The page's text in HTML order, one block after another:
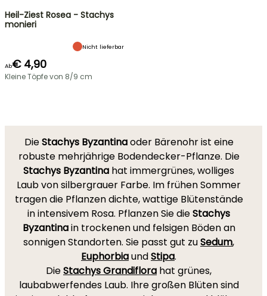
Heil-Ziest Rosea - Stachys
monieri
Nicht lieferbar
Ab€ 4,90
Kleine Töpfe von 8/9 cm
DieStachys Byzantinaoder Bärenohr ist eine
robuste mehrjährige Bodendecker-Pflanze. Die
Stachys Byzantina hat immergrünes, wolliges
Laub von silbergrauer Farbe. Im frühen Sommer
tragen die Pflanzen dichte, wattige Blütenstände
in intensivem Rosa. Pflanzen Sie dieStachys
Byzantinain trockenen und felsigen Böden an
sonnigen Standorten. Sie passt gut zuSedum,
EuphorbiaundStipa.
DieStachys Grandiflora hat grünes,
laubabwerfendes Laub. Ihre großen Blüten sind